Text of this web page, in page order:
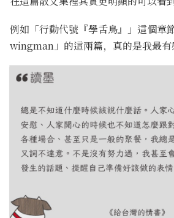
例如「行動代號『學舌鳥』」這個章
wingman」的這兩篇，真的是我最有